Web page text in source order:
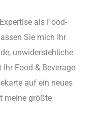
als Food-
Sie mich Ihr
unwiderstehliche
Food & Beverage
auf ein neues
meine größte